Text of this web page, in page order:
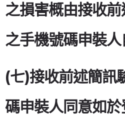
之損害概由接收
之手機號碼申裝人
(七)接收前述簡訊
碼申裝人同意如